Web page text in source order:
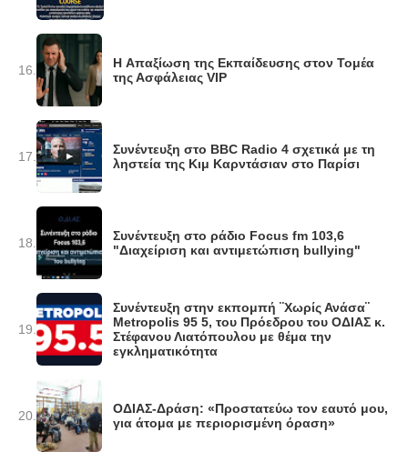
16.
H Απαξίωση της Εκπαίδευσης στον Τομέα
της Ασφάλειας VIP
17.
Συνέντευξη στο BBC Radio 4 σχετικά με τη
ληστεία της Κιμ Καρντάσιαν στο Παρίσι
18.
Συνέντευξη στο ράδιο Focus fm 103,6
"Διαχείριση και αντιμετώπιση bullying"
19.
Συνέντευξη στην εκπομπή ¨Χωρίς Ανάσα¨
Metropolis 95 5, του Πρόεδρου του ΟΔΙΑΣ κ.
Στέφανου Λιατόπουλου με θέμα την
εγκληματικότητα
20.
ΟΔΙΑΣ-Δράση: «Προστατεύω τον εαυτό μου,
για άτομα με περιορισμένη όραση»